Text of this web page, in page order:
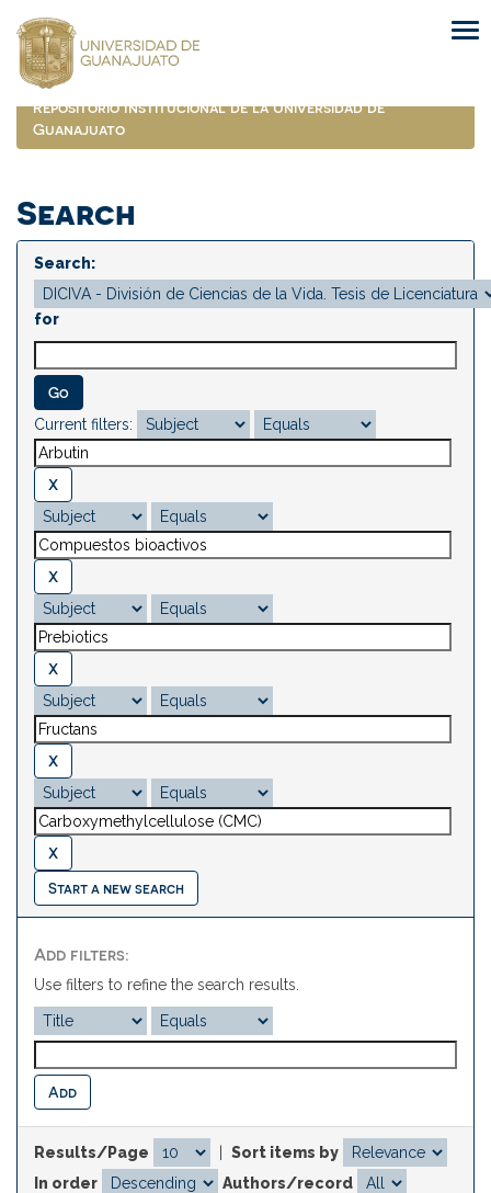
navigation
Repositorio Institucional de la Universidad de
Guanajuato
Search
Search:
for
Current filters:
Start a new search
Add filters:
Use filters to refine the search results.
Results/Page
Sort items by
In order
Authors/record